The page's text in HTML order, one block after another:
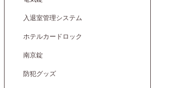
入退室管理システム
ホテルカードロック
南京錠
防犯グッズ